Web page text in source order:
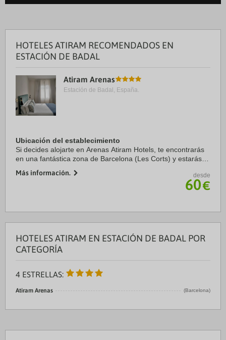
HOTELES ATIRAM RECOMENDADOS EN
ESTACIÓN DE BADAL
Atiram Arenas
Estación de Badal, España.
Ubicación del establecimiento
Si decides alojarte en Arenas Atiram Hotels, te encontrarás
en una fantástica zona de Barcelona (Les Corts) y estarás a
Espanya. Además, este hotel se ...
Más información. desde
60€
HOTELES ATIRAM EN ESTACIÓN DE BADAL POR
CATEGORÍA
4 ESTRELLAS:
Atiram Arenas (Barcelona)